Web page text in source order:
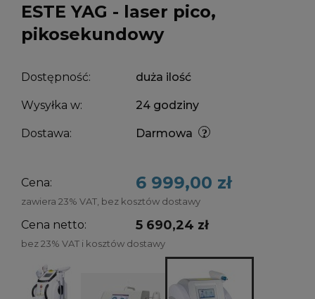
ESTE YAG - laser pico,
pikosekundowy
Dostępność: duża ilość
Wysyłka w: 24 godziny
Dostawa: Darmowa
Cena: 6 999,00 zł
zawiera 23% VAT, bez kosztów dostawy
Cena netto: 5 690,24 zł
bez 23% VAT i kosztów dostawy